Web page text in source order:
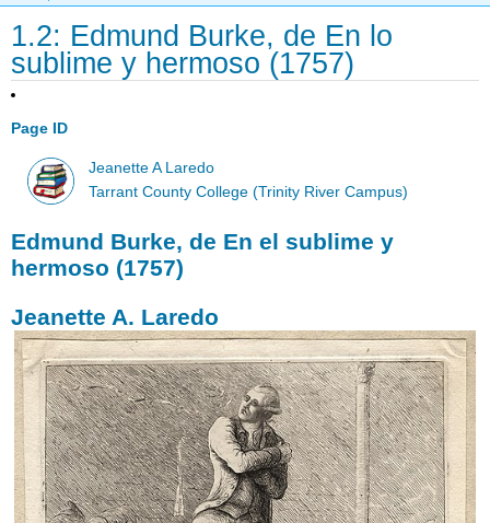
1.2: Edmund Burke, de En lo
sublime y hermoso (1757)
Page ID
Jeanette A Laredo
Tarrant County College (Trinity River Campus)
Edmund Burke, de En el sublime y
hermoso (1757)
Jeanette A. Laredo